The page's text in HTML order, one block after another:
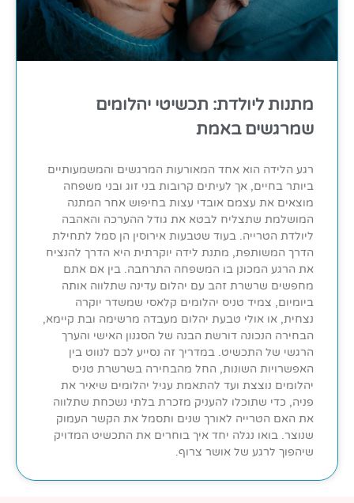
מתנות ליולדת: תכשיטי יהלומים
שמרגשים באמת
רגע הלידה הוא אחד המאורעות המרגשים והמשמעותיים
ביותר בחיים, אך לעיתים קרובות בני זוג ובני משפחה
מוצאים את עצמם אובדי עצות בחיפוש אחר המתנה
המושלמת שתצליח לבטא את גודל ההערכה והאהבה
ליולדת הטרייה. בעוד שטבעות אירוסין הן סמל לתחילת
הדרך המשותפת, מתנת לידה יוקרתית היא הדרך להנציח
את הרגע המכונן בו המשפחה התרחבה. בין אם אתם
מחפשים שרשרת זהב עם יהלום עדינה שתלווה אותה
ביומיום, צמיד טניס יהלומים קלאסי שמשדר יוקרה
נצחית, או אולי טבעת יהלום מעבדה מרשימה ובת קיימא,
הבחירה הנכונה דורשת הבנה של הסגנון האישי והערך
הרגשי של התכשיט. במדריך זה נסייע לכם לנווט בין
האפשרויות השונות, החל מהבחירה בשרשרת טניס
יהלומים נוצצת ועד להתאמת עגיל יהלומים שיאיר את
פניה, כדי שתוכלו להעניק מזכרת בלתי נשכחת שתלווה
את האם הטרייה לאורך שנים ותסמל את הקשר העמוק
שנוצר. בואו נגלה יחד איך בוחרים את התכשיט המדויק
שיהפוך לרגע של אושר צרוף.